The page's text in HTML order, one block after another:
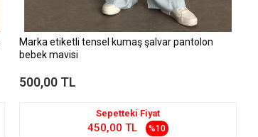
Marka etiketli tensel kumaş şalvar pantolon
bebek mavisi
500,00 TL
Sepetteki Fiyat
450,00 TL %10